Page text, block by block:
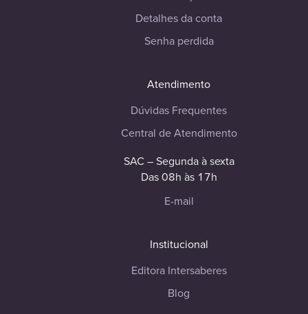
Detalhes da conta
Senha perdida
Atendimento
Dúvidas Frequentes
Central de Atendimento
SAC – Segunda à sexta
Das 08h às 17h
E-mail
Institucional
Editora Intersaberes
Blog